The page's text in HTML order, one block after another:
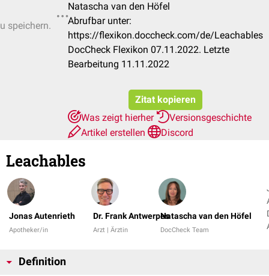
speichern.
Natascha van den Höfel
Abrufbar unter:
https://flexikon.doccheck.com/de/Leachables
DocCheck Flexikon 07.11.2022. Letzte
Bearbeitung 11.11.2022
Zitat kopieren
Was zeigt hierher
Versionsgeschichte
Artikel erstellen
Discord
Leachables
Jonas Autenrieth
Apotheker/in
Dr. Frank Antwerpes
Arzt | Ärztin
Natascha van den Höfel
DocCheck Team
Definition